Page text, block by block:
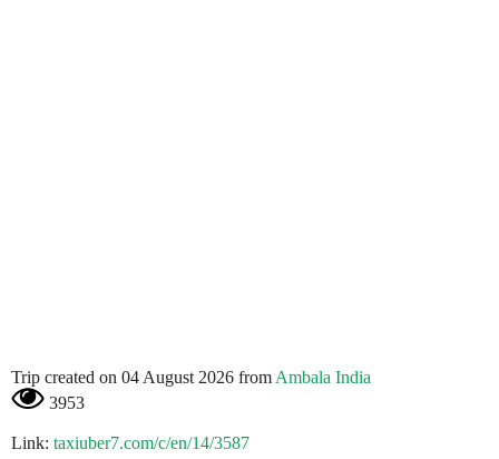
Trip created on 04 August 2026 fromAmbala India
3953
Link: taxiuber7.com/c/en/14/3587